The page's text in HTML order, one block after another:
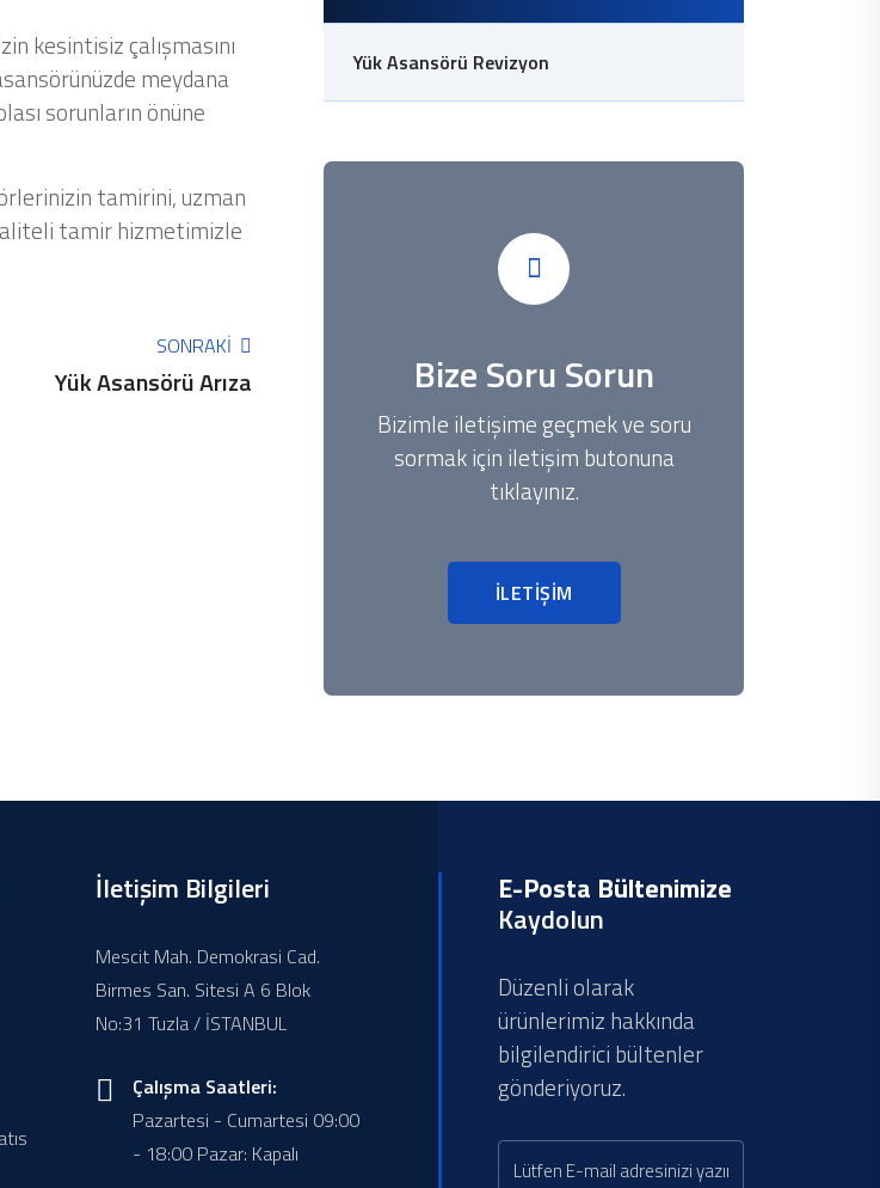
kesintisiz çalışmasını
meydana
sorunların önüne
tamirini, uzman
tamir hizmetimizle
SONRAKI
Yük Asansörü Arıza
Yük Asansörü Revizyon
Bize Soru Sorun
Bizimle iletişime geçmek ve soru
sormak için iletişim butonuna
tıklayınız.
İLETİŞİM
İletişim Bilgileri
Mescit Mah. Demokrasi Cad.
Birmes San. Sitesi A 6 Blok
No:31 Tuzla / İSTANBUL
Çalışma Saatleri:
Pazartesi - Cumartesi 09:00
- 18:00 Pazar: Kapalı
E-Posta Bültenimize
Kaydolun
Düzenli olarak
ürünlerimiz hakkında
bilgilendirici bültenler
gönderiyoruz.